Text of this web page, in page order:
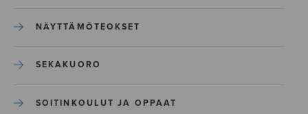
NÄYTTÄMÖTEOKSET
SEKAKUORO
SOITINKOULUT JA OPPAAT